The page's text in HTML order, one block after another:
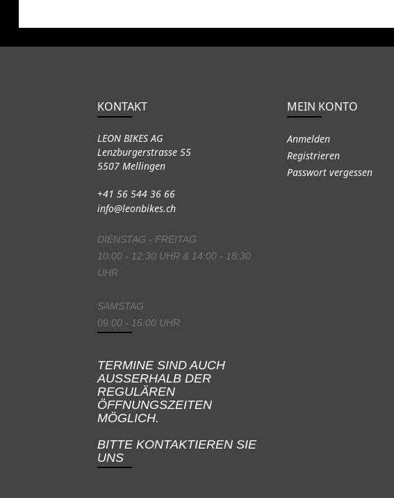
KONTAKT
LEON BIKES AG
Lenzburgerstrasse 55
5507 Mellingen
+41 56 544 36 66
info@leonbikes.ch
DIENSTAG - FREITAG
10:00 - 12:30 UHR & 14:00 - 18:30
UHR
SAMSTAG
09:00 - 15:00 UHR
TERMINE SIND AUCH
AUSSERHALB DER
REGULÄREN
ÖFFNUNGSZEITEN
MÖGLICH.
BITTE KONTAKTIEREN SIE
UNS
MEIN KONTO
Anmelden
Registrieren
Passwort vergessen